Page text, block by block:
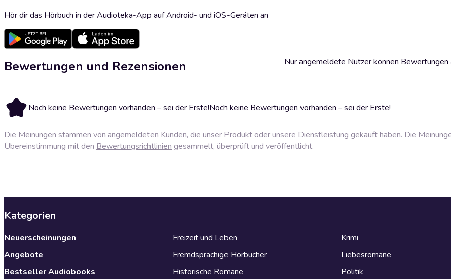
Hör dir das Hörbuch in der Audioteka-App auf Android- und iOS-Geräten an
Bewertungen und Rezensionen
Noch keine Bewertungen vorhanden – sei der Erste!Noch keine Bewertungen vorhanden – sei der Erste!
Nur angemeldete Nutzer können
Die Meinungen stammen von angemeldeten Kunden, die unser Produkt oder unsere Dienstleistung gekauft haben. Die
Übereinstimmung mit den Bewertungsrichtlinien gesammelt, überprüft und veröffentlicht.
Kategorien
Neuerscheinungen
Angebote
Bestseller Audiobooks
Freizeit und Leben
Fremdsprachige Hörbücher
Historische Romane
Krimi
Liebesromane
Politik